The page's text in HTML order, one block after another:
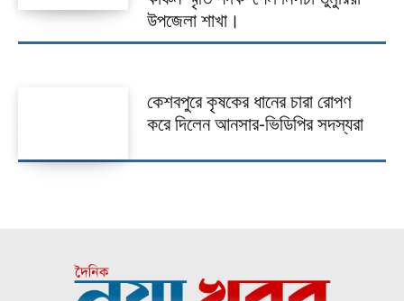
উপজেলা শাখা।
কেশবপুরে কৃষকের ধানের চারা রোপণ
করে দিলেন আনসার-ভিডিপির সদস্যরা